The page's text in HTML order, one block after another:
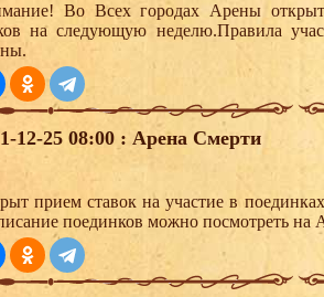
Во Всех городах Арены
на следующую неделю.Правила
12-25 08:00 : Арена Смерти
прием ставок на участие в
поединков можно посмотреть на